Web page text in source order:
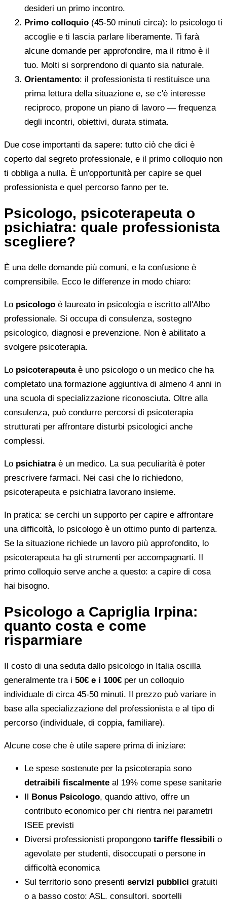
desideri un primo incontro.
Primo colloquio (45-50 minuti circa): lo psicologo ti
accoglie e ti lascia parlare liberamente. Ti farà
alcune domande per approfondire, ma il ritmo è il
tuo. Molti si sorprendono di quanto sia naturale.
Orientamento: il professionista ti restituisce una
prima lettura della situazione e, se c'è interesse
reciproco, propone un piano di lavoro — frequenza
degli incontri, obiettivi, durata stimata.
Due cose importanti da sapere: tutto ciò che dici è
coperto dal segreto professionale, e il primo colloquio non
ti obbliga a nulla. È un'opportunità per capire se quel
professionista e quel percorso fanno per te.
Psicologo, psicoterapeuta o
psichiatra: quale professionista
scegliere?
È una delle domande più comuni, e la confusione è
comprensibile. Ecco le differenze in modo chiaro:
Lo psicologo è laureato in psicologia e iscritto all'Albo
professionale. Si occupa di consulenza, sostegno
psicologico, diagnosi e prevenzione. Non è abilitato a
svolgere psicoterapia.
Lo psicoterapeutaè uno psicologo o un medico che ha
completato una formazione aggiuntiva di almeno 4 anni in
una scuola di specializzazione riconosciuta. Oltre alla
consulenza, può condurre percorsi di psicoterapia
strutturati per affrontare disturbi psicologici anche
complessi.
Lo psichiatraè un medico. La sua peculiarità è poter
prescrivere farmaci. Nei casi che lo richiedono,
psicoterapeuta e psichiatra lavorano insieme.
In pratica: se cerchi un supporto per capire e affrontare
una difficoltà, lo psicologo è un ottimo punto di partenza.
Se la situazione richiede un lavoro più approfondito, lo
psicoterapeuta ha gli strumenti per accompagnarti. Il
primo colloquio serve anche a questo: a capire di cosa
hai bisogno.
Psicologo a Capriglia Irpina:
quanto costa e come
risparmiare
Il costo di una seduta dallo psicologo in Italia oscilla
generalmente tra i 50€ e i 100€ per un colloquio
individuale di circa 45-50 minuti. Il prezzo può variare in
base alla specializzazione del professionista e al tipo di
percorso (individuale, di coppia, familiare).
Alcune cose che è utile sapere prima di iniziare:
Le spese sostenute per la psicoterapia sono
detraibili fiscalmente al 19% come spese sanitarie
Il Bonus Psicologo, quando attivo, offre un
contributo economico per chi rientra nei parametri
ISEE previsti
Diversi professionisti propongono tariffe flessibili o
agevolate per studenti, disoccupati o persone in
difficoltà economica
Sul territorio sono presenti servizi pubblici gratuiti
o a basso costo: ASL, consultori, sportelli